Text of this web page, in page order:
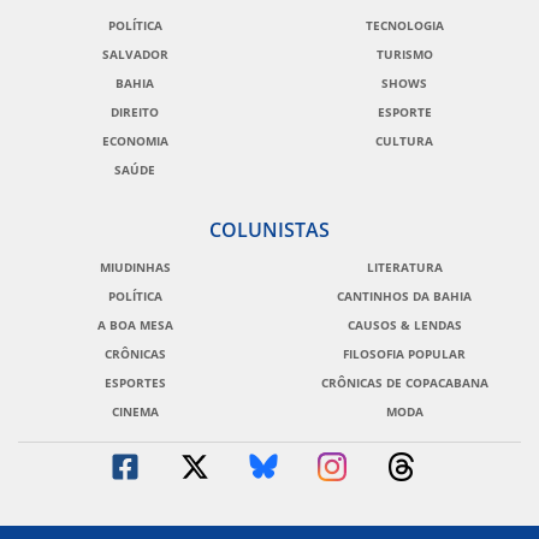
POLÍTICA
SALVADOR
BAHIA
DIREITO
ECONOMIA
SAÚDE
TECNOLOGIA
TURISMO
SHOWS
ESPORTE
CULTURA
COLUNISTAS
MIUDINHAS
POLÍTICA
A BOA MESA
CRÔNICAS
ESPORTES
CINEMA
LITERATURA
CANTINHOS DA BAHIA
CAUSOS & LENDAS
FILOSOFIA POPULAR
CRÔNICAS DE COPACABANA
MODA